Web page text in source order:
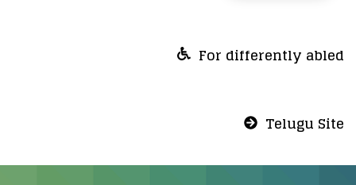
For differently abled
Telugu Site